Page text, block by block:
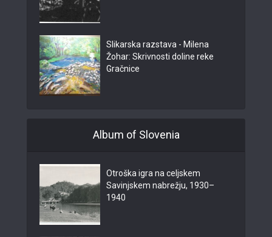
Slikarska razstava - Milena
Žohar: Skrivnosti doline reke
Gračnice
Album of Slovenia
Otroška igra na celjskem
Savinjskem nabrežju, 1930–
1940